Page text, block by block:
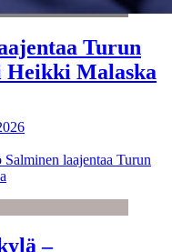
Turun
Heikki Malaska
laajentaa Turun
–